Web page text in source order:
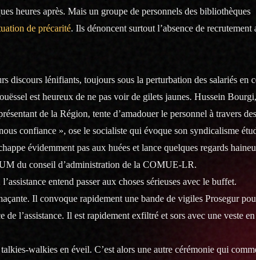
heures après. Mais un groupe de personnels des bibliothèques
de précarité. Ils dénoncent surtout l’absence de recrutement
discours lénifiants, toujours sous la perturbation des salariés en
est heureux de ne pas voir de gilets jaunes. Hussein
de la Région, tente d’amadouer le personnel à travers des
confiance », ose le socialiste qui évoque son syndicalisme
évidemment pas aux huées et lance quelques regards
du conseil d’administration de la COMUE-LR.
entend passer aux choses sérieuses avec le buffet.
Il convoque rapidement une bande de vigiles Prosegur
l’assistance. Il est rapidement exfiltré et sors avec une veste en
walkies en éveil. C’est alors une autre cérémonie qui